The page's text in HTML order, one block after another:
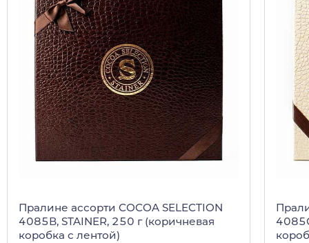
Пралине ассорти COCOA SELECTION
4085В, STAINER, 250 г (коричневая
коробка с лентой)